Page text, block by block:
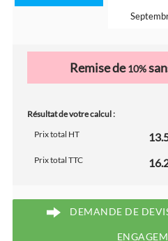
Remise de10%
Résultat de votre calcul :
Prix total HT
Prix total TTC
DEMANDE DE